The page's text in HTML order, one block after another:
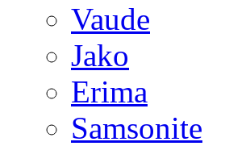
Vaude
Jako
Erima
Samsonite